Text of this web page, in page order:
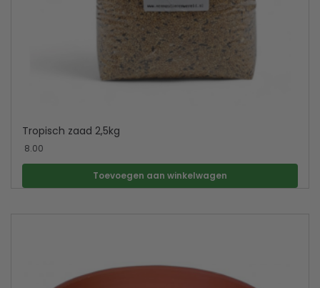
Tropisch zaad 2,5kg
8.00
Toevoegen aan winkelwagen